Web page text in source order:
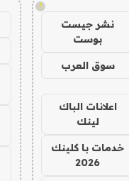
!
نشر جيست
بوست
سوق العرب
اعلانات الباك
لينك
خدمات با كلينك
2026